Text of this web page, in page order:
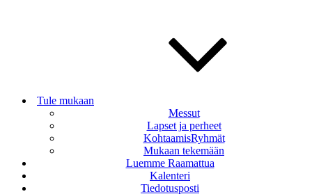
Tule mukaan
Messut
Lapset ja perheet
KohtaamisRyhmät
Mukaan tekemään
Luemme Raamattua
Kalenteri
Tiedotusposti